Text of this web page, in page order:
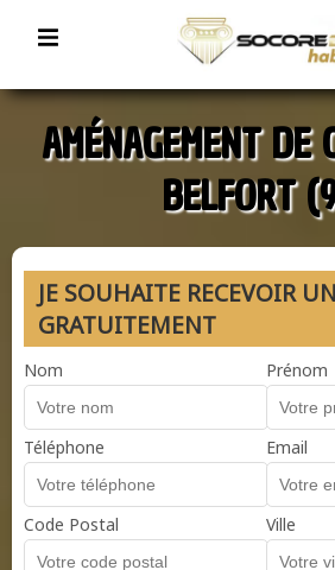
AMÉNAGEMENT DE
BELFORT
JE SOUHAITE RECEVOIR
GRATUITEMENT
Nom Prénom
Téléphone Email
Code Postal Ville